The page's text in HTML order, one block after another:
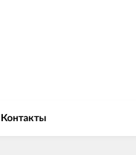
Контакты